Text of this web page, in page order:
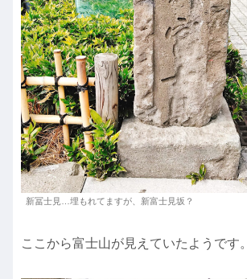
新冨士見…埋もれてますが、新富士見坂？
ここから富士山が見えていたようです。